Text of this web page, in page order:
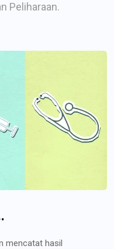
Peliharaan.
mencatat hasil